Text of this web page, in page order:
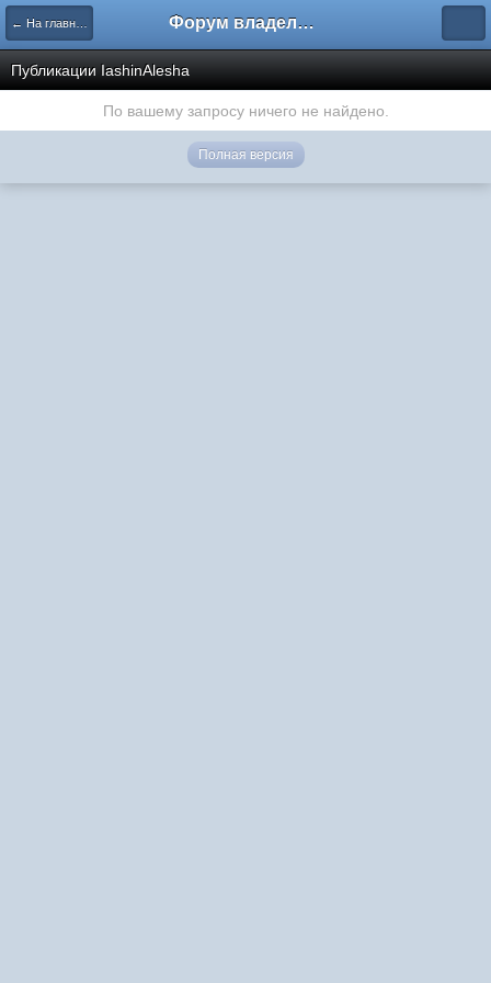
← На главную Форум владельцев интернет-магазинов
Публикации IashinAlesha
По вашему запросу ничего не найдено.
Полная версия